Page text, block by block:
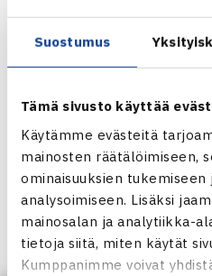
Suostumus
Tämä sivusto käyttää
Käytämme evästeitä
mainosten räätälöimiseen,
ominaisuuksien tukemiseen
analysoimiseen. Lisäksi
mainosalan ja analytiikka-
tietoja siitä, miten käytät
Kumppanimme voivat
TaTS
5-4
10-10